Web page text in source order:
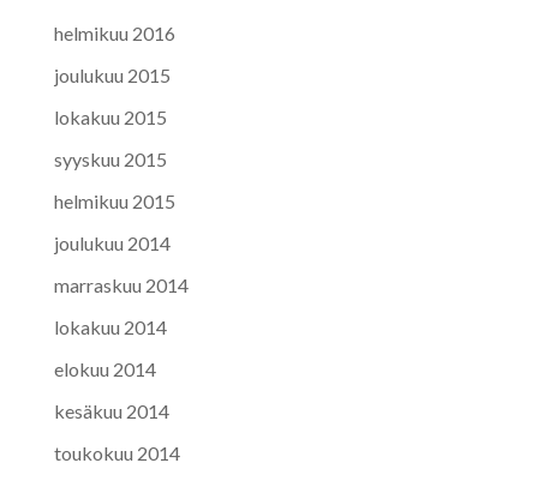
helmikuu 2016
joulukuu 2015
lokakuu 2015
syyskuu 2015
helmikuu 2015
joulukuu 2014
marraskuu 2014
lokakuu 2014
elokuu 2014
kesäkuu 2014
toukokuu 2014